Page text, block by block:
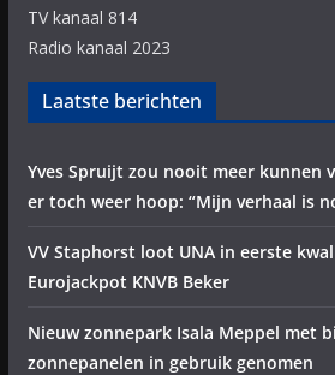
TV kanaal 814
Radio kanaal 2023
Laatste berichten
Yves Spruijt zou nooit meer kunnen
er toch weer hoop: “Mijn verhaal is
VV Staphorst loot UNA in eerste
Eurojackpot KNVB Beker
Nieuw zonnepark Isala Meppel met
zonnepanelen in gebruik genomen